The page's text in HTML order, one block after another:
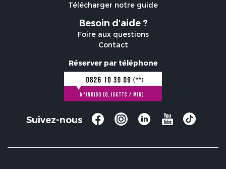
Télécharger notre guide
Besoin d'aide ?
Foire aux questions
Contact
Réserver par téléphone
Suivez-nous